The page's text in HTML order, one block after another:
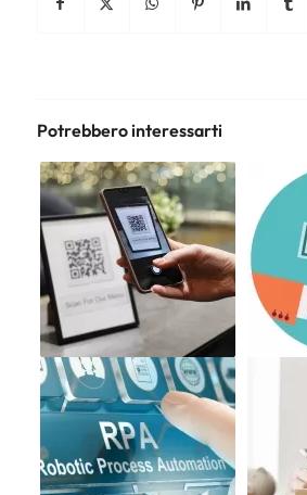
Potrebbero interessarti